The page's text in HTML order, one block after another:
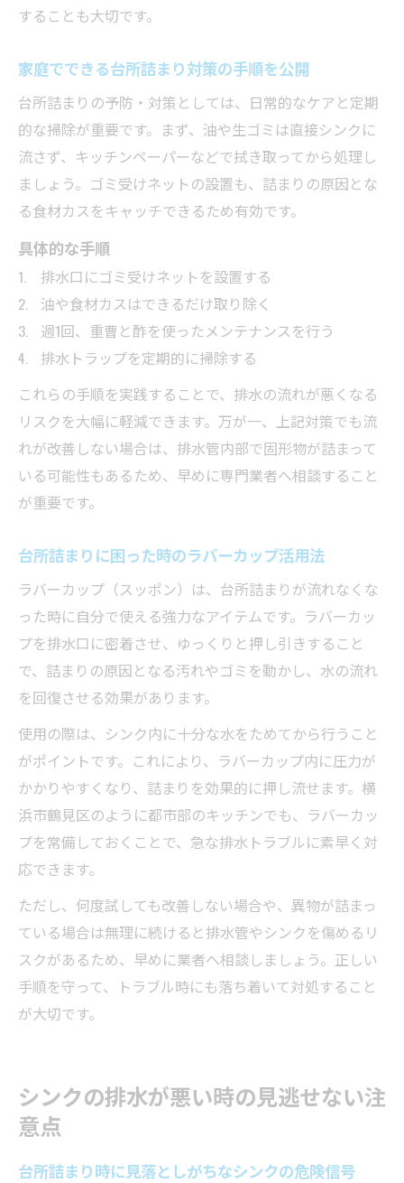
することも大切です。
家庭でできる台所詰まり対策の手順を公開
台所詰まりの予防・対策としては、日常的なケアと定期
的な掃除が重要です。まず、油や生ゴミは直接シンクに
流さず、キッチンペーパーなどで拭き取ってから処理し
ましょう。ゴミ受けネットの設置も、詰まりの原因とな
る食材カスをキャッチできるため有効です。
具体的な手順
排水口にゴミ受けネットを設置する
油や食材カスはできるだけ取り除く
週1回、重曹と酢を使ったメンテナンスを行う
排水トラップを定期的に掃除する
これらの手順を実践することで、排水の流れが悪くなる
リスクを大幅に軽減できます。万が一、上記対策でも流
れが改善しない場合は、排水管内部で固形物が詰まって
いる可能性もあるため、早めに専門業者へ相談すること
が重要です。
台所詰まりに困った時のラバーカップ活用法
ラバーカップ（スッポン）は、台所詰まりが流れなくな
った時に自分で使える強力なアイテムです。ラバーカッ
プを排水口に密着させ、ゆっくりと押し引きすること
で、詰まりの原因となる汚れやゴミを動かし、水の流れ
を回復させる効果があります。
使用の際は、シンク内に十分な水をためてから行うこと
がポイントです。これにより、ラバーカップ内に圧力が
かかりやすくなり、詰まりを効果的に押し流せます。横
浜市鶴見区のように都市部のキッチンでも、ラバーカッ
プを常備しておくことで、急な排水トラブルに素早く対
応できます。
ただし、何度試しても改善しない場合や、異物が詰まっ
ている場合は無理に続けると排水管やシンクを傷めるリ
スクがあるため、早めに業者へ相談しましょう。正しい
手順を守って、トラブル時にも落ち着いて対処すること
が大切です。
シンクの排水が悪い時の見逃せない注
意点
台所詰まり時に見落としがちなシンクの危険信号